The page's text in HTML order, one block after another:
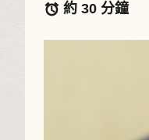
alarm 約 30 分鐘